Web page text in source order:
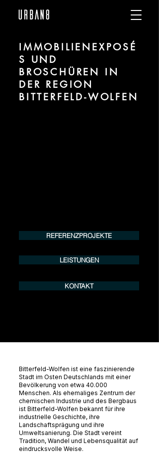
IMMOBILIENEXPOSÉ
S UND
BROSCHÜREN IN
DER REGION
BITTERFELD-WOLFEN
REFERENZPROJEKTE
LEISTUNGEN
KONTAKT
Bitterfeld-Wolfen ist eine faszinierende
Stadt im Osten Deutschlands mit einer
Bevölkerung von etwa 40.000
Menschen. Als ehemaliges Zentrum der
chemischen Industrie und des Bergbaus
ist Bitterfeld-Wolfen bekannt für ihre
industrielle Geschichte, ihre
Landschaftsprägung und ihre
Umweltsanierung. Die Stadt vereint
Tradition, Wandel und Lebensqualität auf
eindrucksvolle Weise.